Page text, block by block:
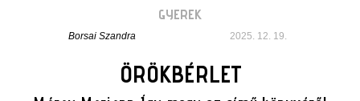
GYEREK
Borsai Szandra 2025. 12. 19.
ÖRÖKBÉRLET